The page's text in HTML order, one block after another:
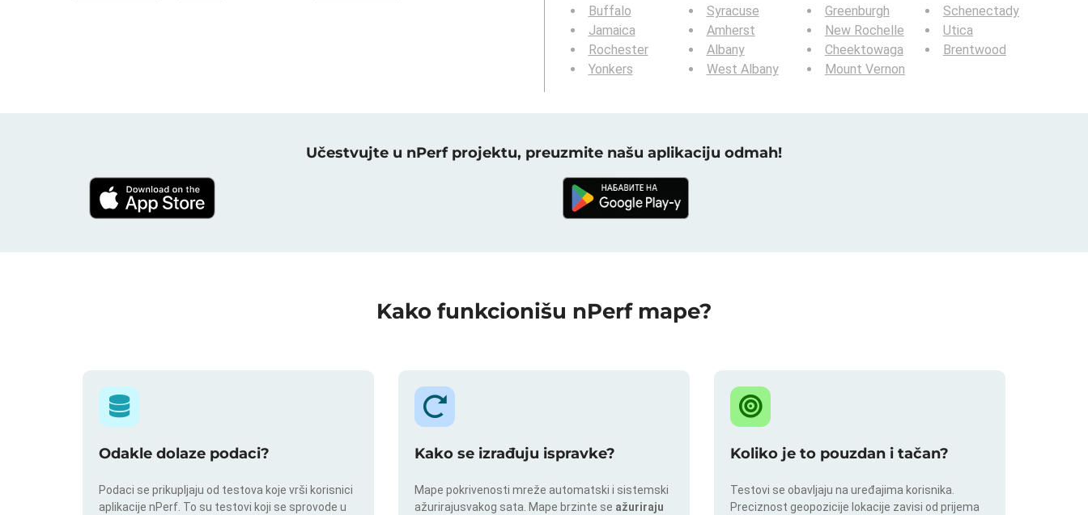
Buffalo
Jamaica
Rochester
Yonkers
Syracuse
Amherst
Albany
West Albany
Greenburgh
New Rochelle
Cheektowaga
Mount Vernon
Schenectady
Utica
Brentwood
Učestvujte u nPerf projektu, preuzmite našu aplikaciju odmah!
Kako funkcionišu nPerf mape?
Odakle dolaze podaci?
Podaci se prikupljaju od testova koje vrši korisnici
aplikacije nPerf. To su testovi koji se sprovode u
Kako se izrađuju ispravke?
Mape pokrivenosti mreže automatski i sistemski
ažurirajusvakog sata. Mape brzinte se ažuriraju
Koliko je to pouzdan i tačan?
Testovi se obavljaju na uređajima korisnika.
Preciznost geopozicije lokacije zavisi od prijema